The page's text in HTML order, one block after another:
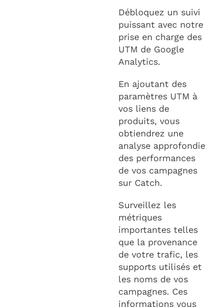
Débloquez un suivi
puissant avec notre
prise en charge des
UTM de Google
Analytics.
En ajoutant des
paramètres UTM à
vos liens de
produits, vous
obtiendrez une
analyse approfondie
des performances
de vos campagnes
sur Catch.
Surveillez les
métriques
importantes telles
que la provenance
de votre trafic, les
supports utilisés et
les noms de vos
campagnes. Ces
informations vous